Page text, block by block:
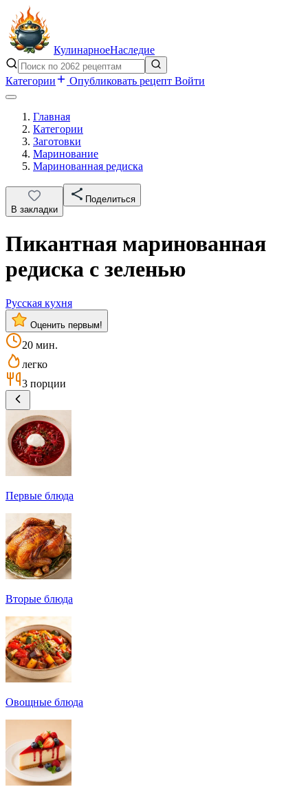
КулинарноеНаследие
Категории Опубликовать рецепт Войти
Главная
Категории
Заготовки
Маринование
Маринованная редиска
В закладки
Поделиться
Пикантная маринованная
редиска с зеленью
Русская кухня
Оценить первым!
20 мин.
легко
3 порции
Первые блюда
Вторые блюда
Овощные блюда